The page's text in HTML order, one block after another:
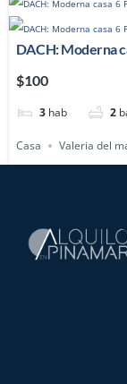
DACH: Moderna
Pers.
$100
3 hab 2
Casa Valeria del